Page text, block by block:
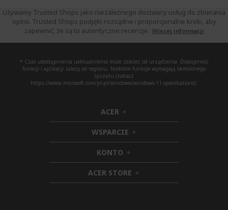
Używamy Trusted Shops jako niezależnego dostawcy usług do zbierania
opinii. Trusted Shops podjęło rozsądne i proporcjonalne kroki, aby
zapewnić, że są to autentyczne recenzje. Więcej informacji
* Czas udostępnienia uaktualnienia może zależeć od urządzenia. Dostępność
funkcji i aplikacji zależy od regionu. Niektóre funkcje wymagają określonego
sprzętu (zobacz
https://www.microsoft.com/pl-pl/windows/windows-11-specifications).
ACER h
i
d
d
e
n
WSPARCIE h
i
d
e
n
KONTO h
i
d
d
ACER STORE h
i